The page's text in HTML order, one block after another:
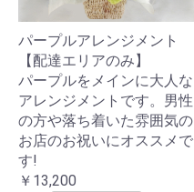
パープルアレンジメント
【配達エリアのみ】
パープルをメインに大人な
アレンジメントです。男性
の方や落ち着いた雰囲気の
お店のお祝いにオススメで
す!
￥13,200